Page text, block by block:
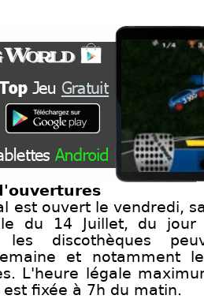
est ouvert le vendredi,
du 14 Juillet, du jour
les discothèques
et notamment
L'heure légale
est fixée à 7h du matin.